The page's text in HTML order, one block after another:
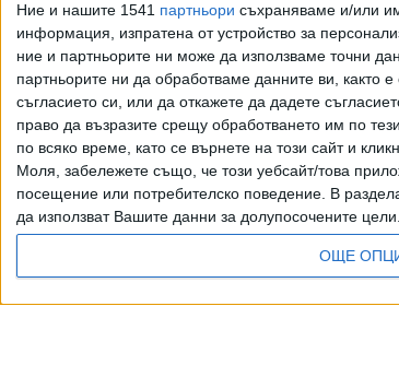
Ние и нашите 1541 партньори съхраняваме и/или
информация, изпратена от устройство за
ние и партньорите ни може да използваме точни
партньорите ни да обработваме данните ви,
съгласието си, или да откажете да дадете
право да възразите срещу обработването им по
по всяко време, като се върнете на този сайт и
Моля, забележете също, че този уебсайт/това
посещение или потребителско поведение. В
да използват Вашите данни за долупосочените цели.
ОЩЕ
Всички права